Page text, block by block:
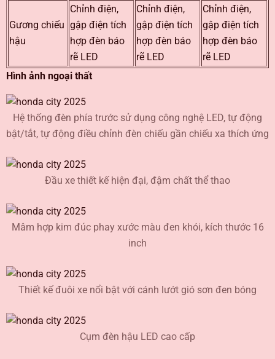
Gương chiếu
hậu
Chỉnh điện,
gập điện tích
hợp đèn báo
rẽ LED
Chỉnh điện,
gập điện tích
hợp đèn báo
rẽ LED
Chỉnh điện,
gập điện tích
hợp đèn báo
rẽ LED
Hình ảnh ngoại thất
Hệ thống đèn phía trước sử dụng công nghệ LED, tự động
bật/tắt, tự động điều chỉnh đèn chiếu gần chiếu xa thích ứng
Đầu xe thiết kế hiện đại, đậm chất thể thao
Mâm hợp kim đúc phay xước màu đen khói, kích thước 16
inch
Thiết kế đuôi xe nổi bật với cánh lướt gió sơn đen bóng
Cụm đèn hậu LED cao cấp